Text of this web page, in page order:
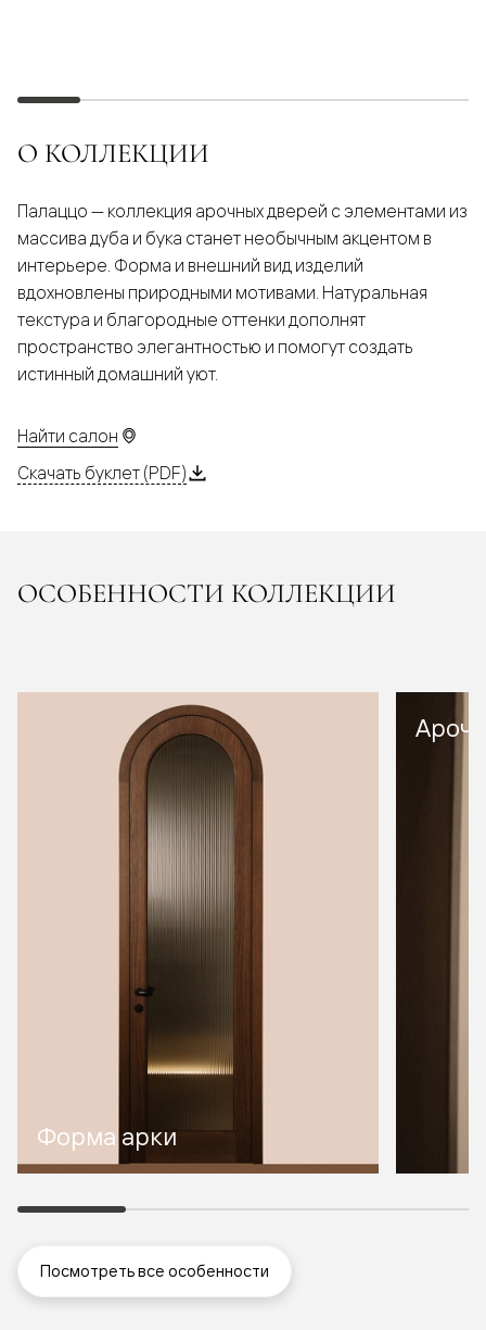
О КОЛЛЕКЦИИ
Палаццо — коллекция арочных дверей с элементами из
массива дуба и бука станет необычным акцентом в
интерьере. Форма и внешний вид изделий
вдохновлены природными мотивами. Натуральная
текстура и благородные оттенки дополнят
пространство элегантностью и помогут создать
истинный домашний уют.
Найти салон
Скачать буклет (PDF)
ОСОБЕННОСТИ КОЛЛЕКЦИИ
Форма арки
Посмотреть все особенности